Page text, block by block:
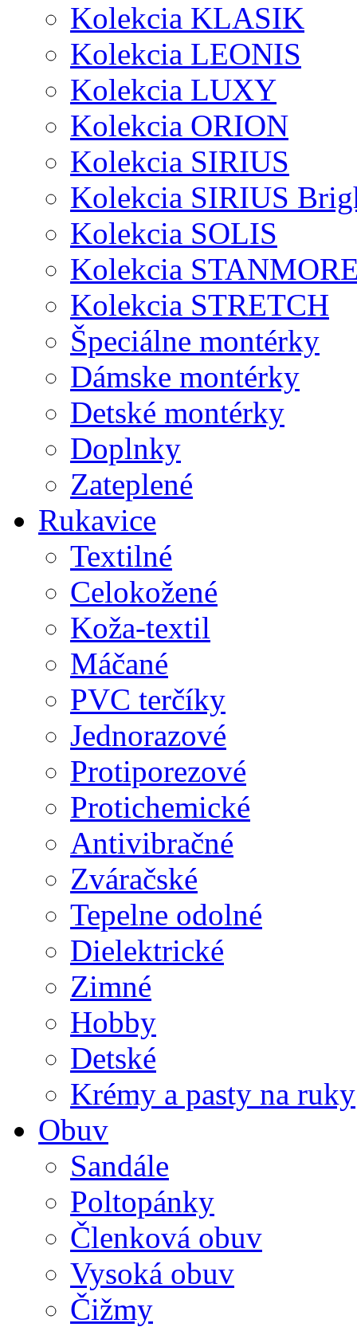
Kolekcia KLASIK
Kolekcia LEONIS
Kolekcia LUXY
Kolekcia ORION
Kolekcia SIRIUS
Kolekcia SIRIUS
Kolekcia SOLIS
Kolekcia
Kolekcia STRETCH
Špeciálne montérky
Dámske montérky
Detské montérky
Doplnky
Zateplené
Rukavice
Textilné
Celokožené
Koža-textil
Máčané
PVC terčíky
Jednorazové
Protiporezové
Protichemické
Antivibračné
Zváračské
Tepelne odolné
Dielektrické
Zimné
Hobby
Detské
Krémy a pasty na ruky
Obuv
Sandále
Poltopánky
Členková obuv
Vysoká obuv
Čižmy